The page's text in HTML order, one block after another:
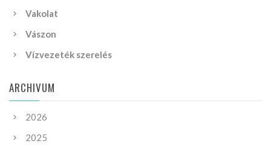
Vakolat
Vászon
Vízvezeték szerelés
ARCHIVUM
2026
2025